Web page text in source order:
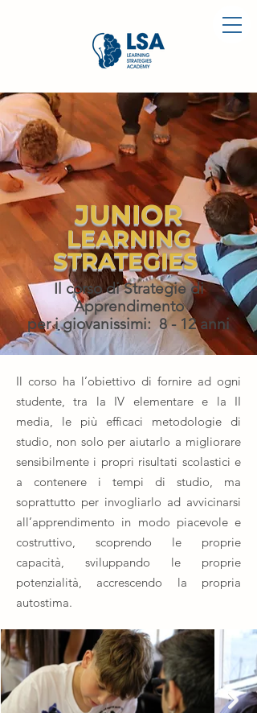
JUNIOR
LEARNING
STRATEGIES
Il corso di Strategie di
Apprendimento
per i giovanissimi: 8 - 12 anni
Il corso ha l’obiettivo di fornire ad ogni
studente, tra la IV elementare e la II
media, le più efficaci metodologie di
studio, non solo per aiutarlo a migliorare
sensibilmente i propri risultati scolastici e
a contenere i tempi di studio, ma
soprattutto per invogliarlo ad avvicinarsi
all’apprendimento in modo piacevole e
costruttivo, scoprendo le proprie
capacità, sviluppando le proprie
potenzialità, accrescendo la propria
autostima.